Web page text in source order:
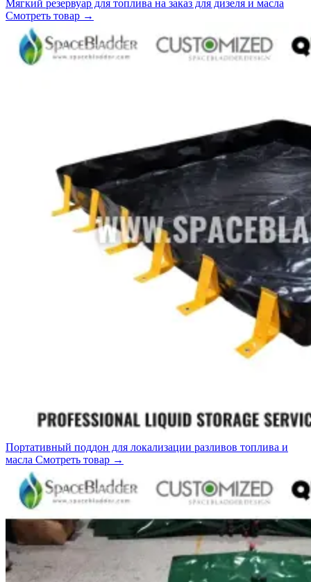
Мягкий резервуар для топлива на заказ для дизеля и масла
Смотреть товар →
Портативный поддон для локализации разливов топлива и
масла Смотреть товар →